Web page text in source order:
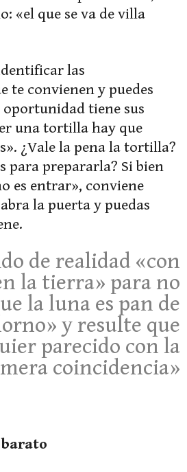
«el que se va de villa
las
te convienen y puedes
tiene sus
una tortilla hay que
¿Vale la pena la tortilla?
para prepararla? Si bien
es entrar», conviene
la puerta y puedas
de realidad «con
la tierra» para no
la luna es pan de
y resulte que
parecido con la
coincidencia»